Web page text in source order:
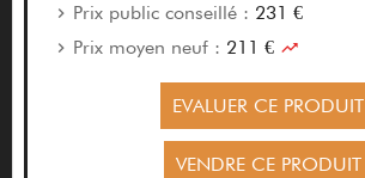
Prix public conseillé : 231 €
Prix moyen neuf : 211 €
EVALUER CE PRODUIT
VENDRE CE PRODUIT